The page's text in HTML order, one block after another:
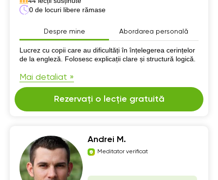
0 de locuri libere rămase
Despre mine Abordarea personală
Despre mine
Lucrez cu copii care au dificultăți în înțelegerea cerințelor
de la engleză. Folosesc explicații clare și structură logică.
Mai detaliat »
Rezervați o lecție gratuită
Andrei M.
Meditator verificat